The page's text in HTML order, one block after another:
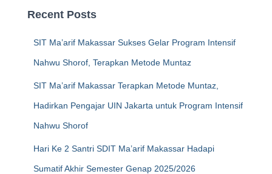
Recent Posts
SIT Ma’arif Makassar Sukses Gelar Program Intensif
Nahwu Shorof, Terapkan Metode Muntaz
SIT Ma’arif Makassar Terapkan Metode Muntaz,
Hadirkan Pengajar UIN Jakarta untuk Program Intensif
Nahwu Shorof
Hari Ke 2 Santri SDIT Ma’arif Makassar Hadapi
Sumatif Akhir Semester Genap 2025/2026